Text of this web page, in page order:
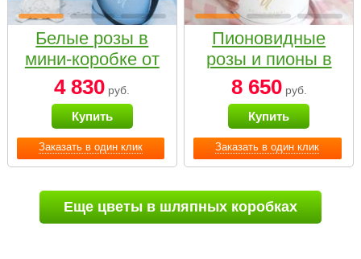
Заказать в один клик
Белые розы в
мини-коробке от
Bella Fiori
4 830 руб.
Купить
Заказать в один клик
Пионовидные
розы и пионы в
белой коробке
Small
8 650руб.
Купить
Еще цветы в шляпных коробках